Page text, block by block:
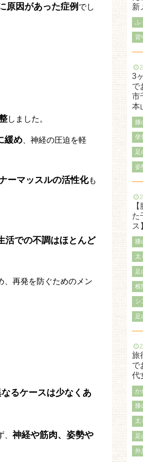
原因があった症例 でし
しました。
緩め 、神経の圧迫を軽
ーマッスルの活性化も
活での不調はほとんど
、再発を防ぐためのメン
るケースは少なくあ
神経や筋肉、姿勢や
新
ふ
背
3
で
市
本
膝
坐
足
姿
た
ス
膝
太
足
椎
シ
足
旅
で
代
か
膝
太
足
外